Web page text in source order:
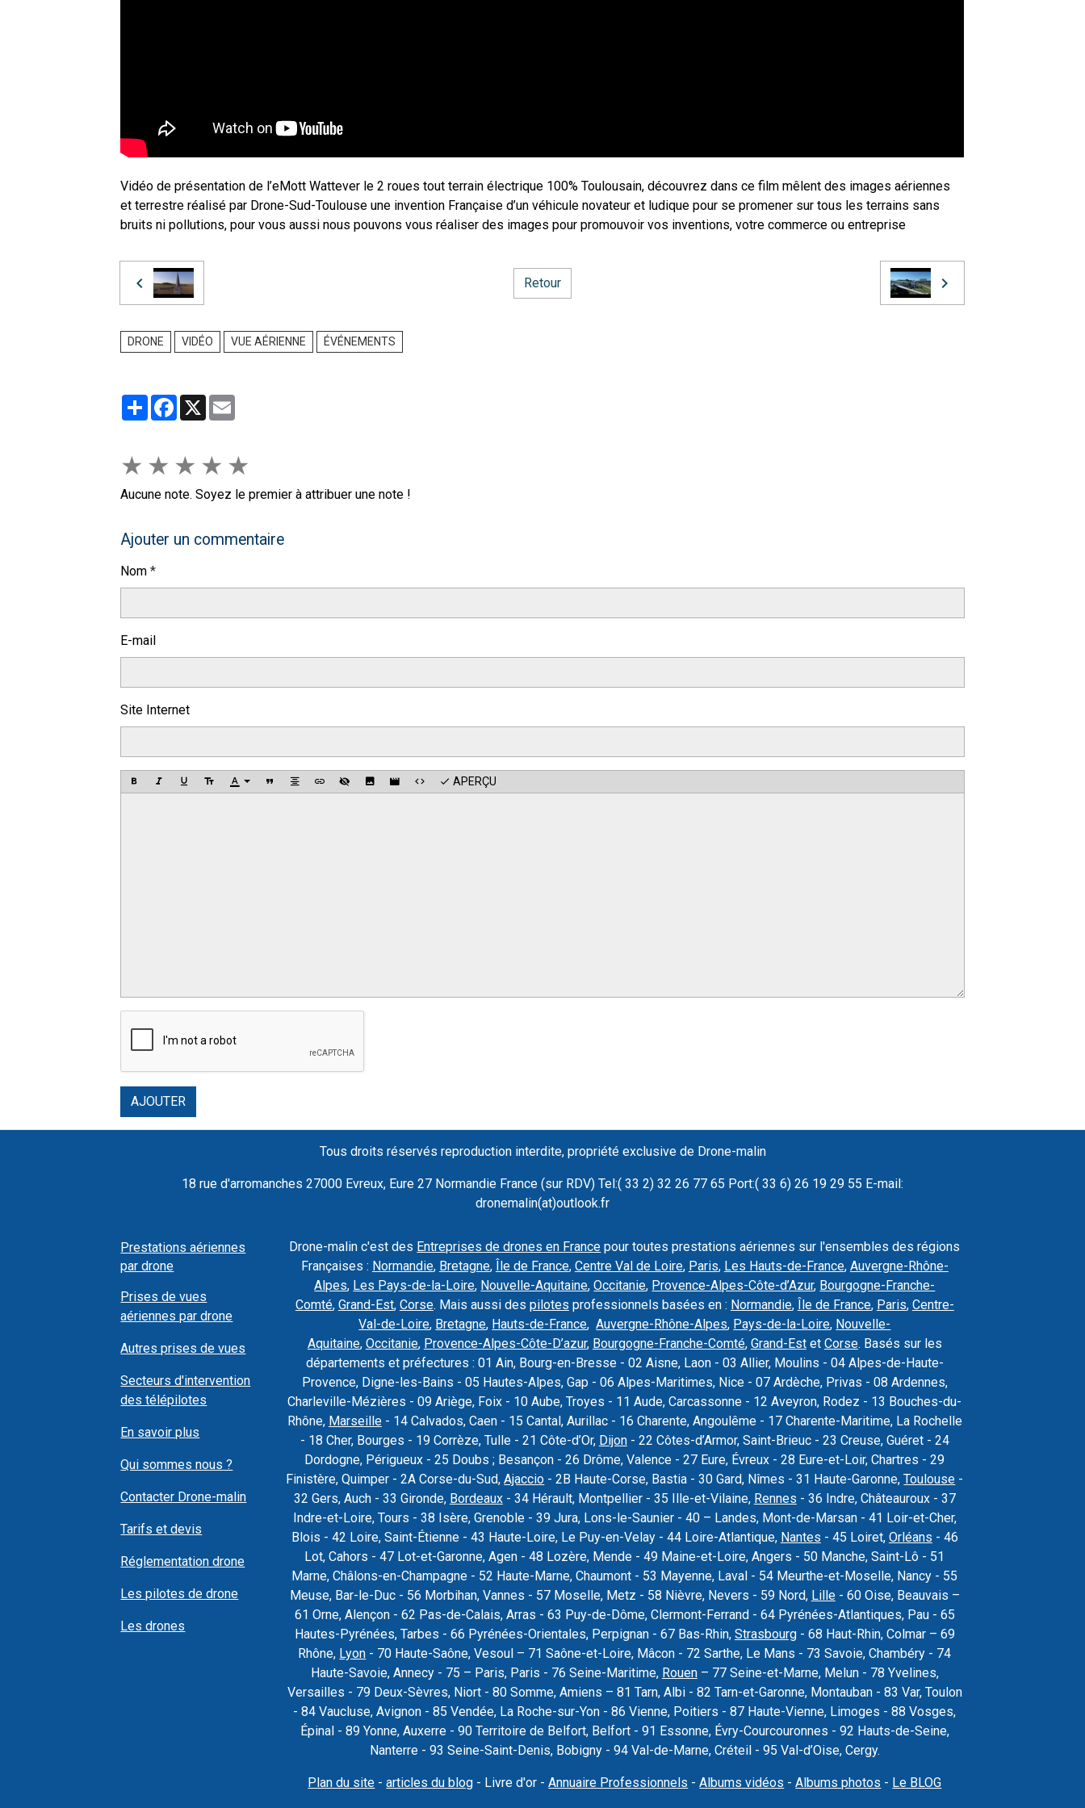
Vidéo de présentation de l’eMott Wattever le 2 roues tout terrain électrique 100% Toulousain, découvrez dans ce film mêlent des images aériennes
et terrestre réalisé par Drone-Sud-Toulouse une invention Française d’un véhicule novateur et ludique pour se promener sur tous les terrains sans
bruits ni pollutions, pour vous aussi nous pouvons vous réaliser des images pour promouvoir vos inventions, votre commerce ou entreprise
Retour
DRONE VIDÉO VUE AÉRIENNE ÉVÉNEMENTS
PartagerFacebook
X
★ ★ ★ ★ ★
Aucune note. Soyez le premier à attribuer une note !
Ajouter un commentaire
Nom
E-mail
Site Internet
APERÇU
AJOUTER
Tous droits réservés reproduction interdite, propriété exclusive de Drone-malin
18 rue d'arromanches 27000 Evreux, Eure 27 Normandie France (sur RDV) Tel:( 33 2) 32 26 77 65 Port:( 33 6) 26 19 29 55 E-mail:
dronemalin(at)outlook.fr
Prestations aériennes
par drone
Prises de vues
aériennes par drone
Autres prises de vues
Secteurs d'intervention
des télépilotes
En savoir plus
Qui sommes nous ?
Contacter Drone-malin
Tarifs et devis
Réglementation drone
Les pilotes de drone
Les drones
Drone-malin c'est des Entreprises de drones en France pour toutes prestations aériennes sur l'ensembles des régions
Françaises : Normandie, Bretagne, Île de France, Centre Val de Loire, Paris, Les Hauts-de-France, Auvergne-Rhône-
Alpes, Les Pays-de-la-Loire, Nouvelle-Aquitaine,Occitanie, Provence-Alpes-Côte-d’Azur, Bourgogne-Franche-
Comté, Grand-Est, Corse. Mais aussi des pilotes professionnels basées en : Normandie, Île de France, Paris, Centre-
Val-de-Loire, Bretagne, Hauts-de-France,Auvergne-Rhône-Alpes, Pays-de-la-Loire, Nouvelle-
Aquitaine, Occitanie, Provence-Alpes-Côte-D’azur, Bourgogne-Franche-Comté, Grand-Estet Corse. Basés sur les
départements et préfectures : 01 Ain, Bourg-en-Bresse - 02 Aisne, Laon - 03 Allier, Moulins - 04 Alpes-de-Haute-
Provence, Digne-les-Bains - 05 Hautes-Alpes, Gap - 06 Alpes-Maritimes, Nice - 07 Ardèche, Privas - 08 Ardennes,
Charleville-Mézières - 09 Ariège, Foix - 10 Aube, Troyes - 11 Aude, Carcassonne - 12 Aveyron, Rodez - 13 Bouches-du-
Rhône, Marseille- 14 Calvados, Caen - 15 Cantal, Aurillac - 16 Charente, Angoulême - 17 Charente-Maritime, La Rochelle
- 18 Cher, Bourges - 19 Corrèze, Tulle - 21 Côte-d’Or, Dijon- 22 Côtes-d’Armor, Saint-Brieuc - 23 Creuse, Guéret - 24
Dordogne, Périgueux - 25 Doubs ; Besançon - 26 Drôme, Valence - 27 Eure, Évreux - 28 Eure-et-Loir, Chartres - 29
Finistère, Quimper - 2A Corse-du-Sud,Ajaccio - 2B Haute-Corse, Bastia - 30 Gard, Nîmes - 31 Haute-Garonne,Toulouse -
32 Gers, Auch - 33 Gironde, Bordeaux- 34 Hérault, Montpellier - 35 Ille-et-Vilaine, Rennes - 36 Indre, Châteauroux - 37
Indre-et-Loire, Tours - 38 Isère, Grenoble - 39 Jura, Lons-le-Saunier - 40 – Landes, Mont-de-Marsan - 41 Loir-et-Cher,
Blois - 42 Loire, Saint-Étienne - 43 Haute-Loire, Le Puy-en-Velay - 44 Loire-Atlantique, Nantes - 45 Loiret, Orléans - 46
Lot, Cahors - 47 Lot-et-Garonne, Agen - 48 Lozère, Mende - 49 Maine-et-Loire, Angers - 50 Manche, Saint-Lô - 51
Marne, Châlons-en-Champagne - 52 Haute-Marne, Chaumont - 53 Mayenne, Laval - 54 Meurthe-et-Moselle, Nancy - 55
Meuse, Bar-le-Duc - 56 Morbihan, Vannes - 57 Moselle, Metz - 58 Nièvre, Nevers - 59 Nord, Lille- 60 Oise, Beauvais –
61 Orne, Alençon - 62 Pas-de-Calais, Arras - 63 Puy-de-Dôme, Clermont-Ferrand - 64 Pyrénées-Atlantiques, Pau - 65
Hautes-Pyrénées, Tarbes - 66 Pyrénées-Orientales, Perpignan - 67 Bas-Rhin, Strasbourg- 68 Haut-Rhin, Colmar – 69
Rhône, Lyon - 70 Haute-Saône, Vesoul – 71 Saône-et-Loire, Mâcon - 72 Sarthe, Le Mans - 73 Savoie, Chambéry - 74
Haute-Savoie, Annecy - 75 – Paris, Paris - 76 Seine-Maritime, Rouen– 77 Seine-et-Marne, Melun - 78 Yvelines,
Versailles - 79 Deux-Sèvres, Niort - 80 Somme, Amiens – 81 Tarn, Albi - 82 Tarn-et-Garonne, Montauban - 83 Var, Toulon
- 84 Vaucluse, Avignon - 85 Vendée, La Roche-sur-Yon - 86 Vienne, Poitiers - 87 Haute-Vienne, Limoges - 88 Vosges,
Épinal - 89 Yonne, Auxerre - 90 Territoire de Belfort, Belfort - 91 Essonne, Évry-Courcouronnes - 92 Hauts-de-Seine,
Nanterre - 93 Seine-Saint-Denis, Bobigny - 94 Val-de-Marne, Créteil - 95 Val-d’Oise, Cergy.
Plan du site -articles du blog - Livre d'or -Annuaire Professionnels -Albums vidéos -Albums photos - Le BLOG